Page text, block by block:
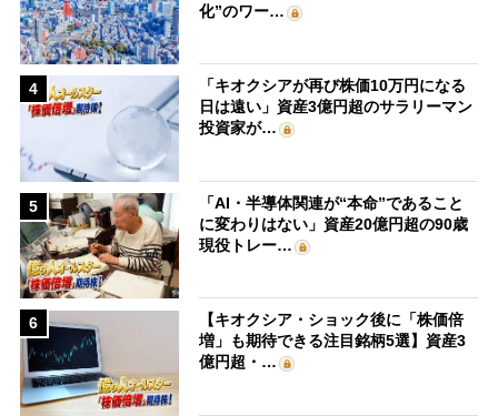
化”のワー…
4
「キオクシアが再び株価10万円になる
日は遠い」資産3億円超のサラリーマン
投資家が…
5
「AI・半導体関連が“本命”であること
に変わりはない」資産20億円超の90歳
現役トレー…
6
【キオクシア・ショック後に「株価倍
増」も期待できる注目銘柄5選】資産3
億円超・…